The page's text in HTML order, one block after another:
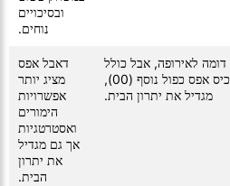
ובסיכויים
נוחים.
דומה לאירופה, אבל כולל
כיס אפס כפול נוסף (00),
מגדיל את יתרון הבית.
דאבל אפס
מציג יותר
אפשרויות
הימורים
ואסטרטגיות
אך גם מגדיל
את יתרון
הבית.